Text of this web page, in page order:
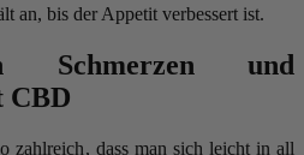
an, bis der Appetit verbessert ist.
Schmerzen und
CBD
zahlreich, dass man sich leicht in all